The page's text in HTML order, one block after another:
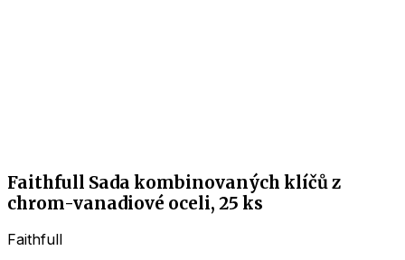
Faithfull Sada kombinovaných klíčů z
chrom-vanadiové oceli, 25 ks
Faithfull